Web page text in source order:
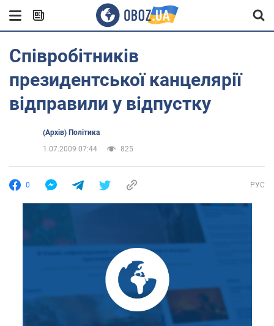
Співробітників
президентської канцелярії
відправили у відпустку
(Архів) Політика
1.07.2009 07:44
825
0 РУС